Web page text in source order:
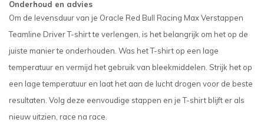
Onderhoud en advies
Om de levensduur van je Oracle Red Bull Racing Max Verstappen
Teamline Driver T-shirt te verlengen, is het belangrijk om het op de
juiste manier te onderhouden. Was het T-shirt op een lage
temperatuur en vermijd het gebruik van bleekmiddelen. Strijk het op
een lage temperatuur en laat het aan de lucht drogen voor de beste
resultaten. Volg deze eenvoudige stappen en je T-shirt blijft er als
nieuw uitzien, race na race.